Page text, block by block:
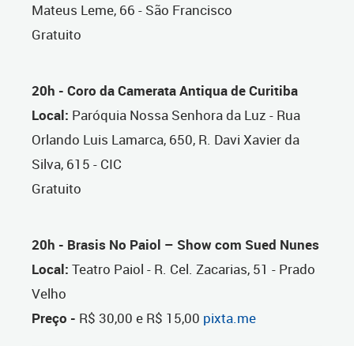
Mateus Leme, 66 - São Francisco
Gratuito
20h - Coro da Camerata Antiqua de Curitiba
Local: Paróquia Nossa Senhora da Luz - Rua
Orlando Luis Lamarca, 650, R. Davi Xavier da
Silva, 615 - CIC
Gratuito
20h - Brasis No Paiol – Show com Sued Nunes
Local: Teatro Paiol - R. Cel. Zacarias, 51 - Prado
Velho
Preço - R$ 30,00 e R$ 15,00 pixta.me